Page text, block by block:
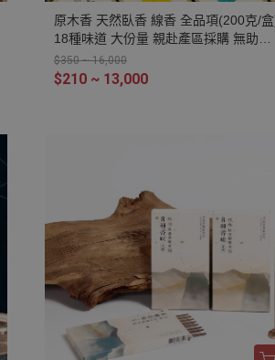
原木香 天然臥香 線香 全品項(200克/
18種味道 大份量 親赴產區採購 無助燃
劑 不燙手 SGS檢驗合格 純天然 原木磨
粉 天然香 環保香 室內薰香 禪修 靜坐 打
甜土沉 沉水降真 海南藥用降真 檀香 安
汶沉香 伊利安 雪松 藏柏
$350 ~ 16,000
$210 ~ 13,000